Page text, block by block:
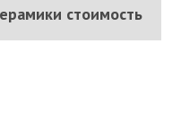
стоимость